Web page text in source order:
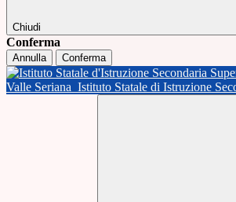
Chiudi
Conferma
Annulla Conferma
Valle Seriana Istituto Statale di Istruzione